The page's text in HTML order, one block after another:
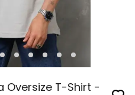
Oversize T-Shirt -